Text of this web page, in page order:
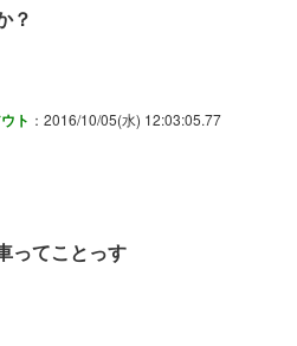
？
ト ：2016/10/05(水) 12:03:05.77
ってことっす